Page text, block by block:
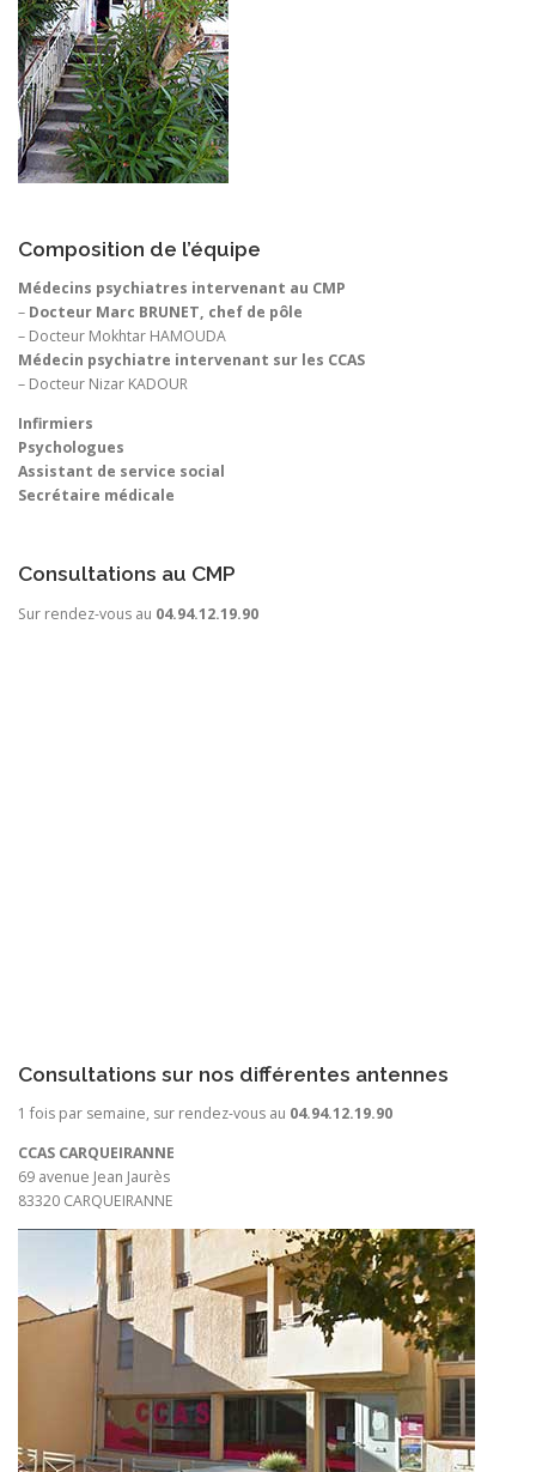
Composition de l’équipe
Médecins psychiatres intervenant au CMP
– Docteur Marc BRUNET, chef de pôle
– Docteur Mokhtar HAMOUDA
Médecin psychiatre intervenant sur les CCAS
– Docteur Nizar KADOUR
Infirmiers
Psychologues
Assistant de service social
Secrétaire médicale
Consultations au CMP
Sur rendez-vous au 04.94.12.19.90
Consultations sur nos différentes antennes
1 fois par semaine, sur rendez-vous au 04.94.12.19.90
CCAS CARQUEIRANNE
69 avenue Jean Jaurès
83320 CARQUEIRANNE